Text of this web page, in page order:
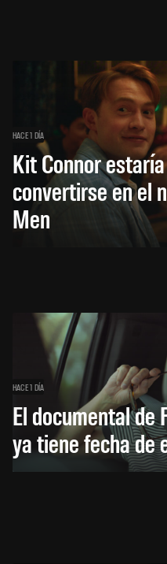
HACE 1 DÍA
Kit Connor
convertirse en el
Men
HACE 1 DÍA
El documental de
ya tiene fecha de